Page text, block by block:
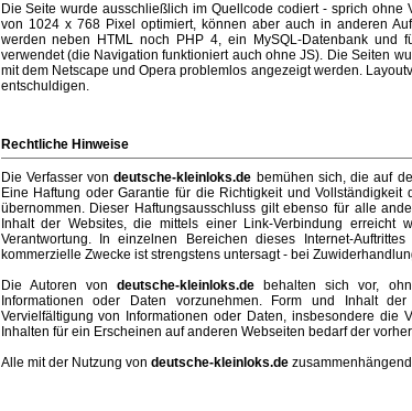
Die Seite wurde ausschließlich im Quellcode codiert - sprich
von 1024 x 768 Pixel optimiert, können aber auch in anderen
werden neben HTML noch PHP 4, ein MySQL-Datenbank und
verwendet (die Navigation funktioniert auch ohne JS). Die Seiten
mit dem Netscape und Opera problemlos angezeigt werden.
entschuldigen.
Rechtliche Hinweise
Die Verfasser vondeutsche-kleinloks.de bemühen sich, die auf
Eine Haftung oder Garantie für die Richtigkeit und
übernommen. Dieser Haftungsausschluss gilt ebenso für alle
Inhalt der Websites, die mittels einer Link-Verbindung erreicht
Verantwortung. In einzelnen Bereichen dieses Internet-
kommerzielle Zwecke ist strengstens untersagt - bei
Die Autoren von deutsche-kleinloks.debehalten sich vor,
Informationen oder Daten vorzunehmen. Form und Inhalt
Vervielfältigung von Informationen oder Daten, insbesondere die
Inhalten für ein Erscheinen auf anderen Webseiten bedarf der
Alle mit der Nutzung von deutsche-kleinloks.de